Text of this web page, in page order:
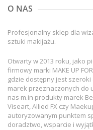
O NAS
Profesjonalny sklep dla
sztuki makijażu.
Otwarty w 2013 roku, jako
firmowy marki MAKE UP
gdzie dostępny jest szeroki
marek przeznaczonych do
nas m.in produkty marek
Viseart, Allied FX czy
autoryzowanym punktem
doradztwo, wsparcie i